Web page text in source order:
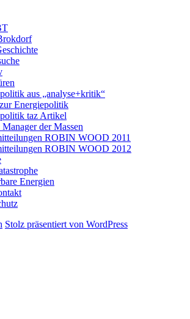
aus „analyse+kritik“
Energiepolitik
taz Artikel
der Massen
ROBIN WOOD 2011
ROBIN WOOD 2012
Energien
Stolz präsentiert von WordPress